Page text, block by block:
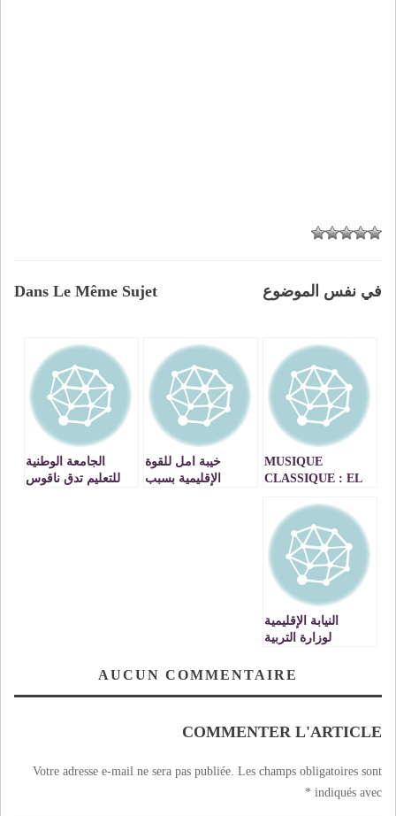
Dans Le Même Sujet في نفس الموضوع
MUSIQUE
CLASSIQUE : EL
MASTERCLASS
EN CONCERT A
LA PLACE DE LA
COURONNE
D’IFRANE
خيبة امل للقوة
الإقليمية بسبب
الجامعة الوطنية
للتعليم تدق ناقوس
النيابة الإقليمية
لوزارة التربية
المهني بالناظور:AUCUN COMMENTAIRE
COMMENTER L'ARTICLE
Votre adresse e-mail ne sera pas publiée. Les champs obligatoires sont
indiqués avec
*